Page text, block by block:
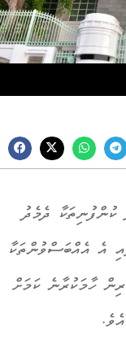
ދެމެދު
އެ އެއްބަސްވުންތަކާ
ން ހމކރނެ ކމށ
އވެ.